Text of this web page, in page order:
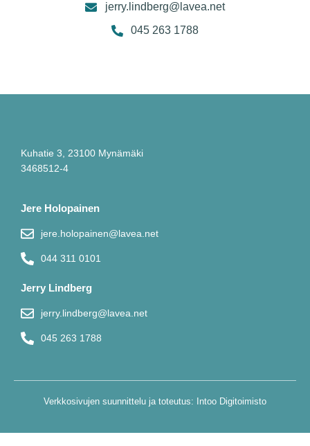
jerry.lindberg@lavea.net
045 263 1788
Kuhatie 3, 23100 Mynämäki
3468512-4
Jere Holopainen
jere.holopainen@lavea.net
044 311 0101
Jerry Lindberg
jerry.lindberg@lavea.net
045 263 1788
Verkkosivujen suunnittelu ja toteutus: Intoo Digitoimisto